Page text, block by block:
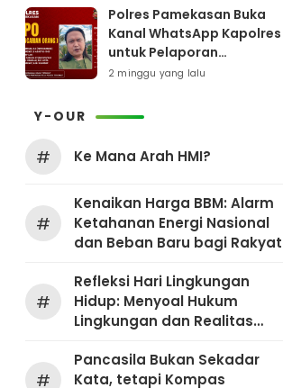
Polres Pamekasan Buka
Kanal WhatsApp Kapolres
untuk Pelaporan
Keberadaan DPO AEF
2 minggu yang lalu
Y-OUR
# Ke Mana Arah HMI?
#
Kenaikan Harga BBM: Alarm
Ketahanan Energi Nasional
dan Beban Baru bagi Rakyat
#
Refleksi Hari Lingkungan
Hidup: Menyoal Hukum
Lingkungan dan Realitas
#
Pancasila Bukan Sekadar
Kata, tetapi Kompas